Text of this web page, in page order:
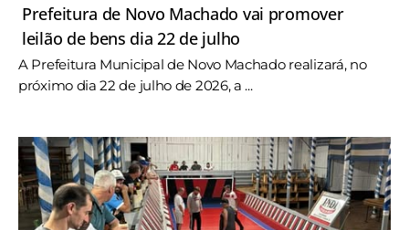
Prefeitura de Novo Machado vai promover
leilão de bens dia 22 de julho
A Prefeitura Municipal de Novo Machado realizará, no
próximo dia 22 de julho de 2026, a ...